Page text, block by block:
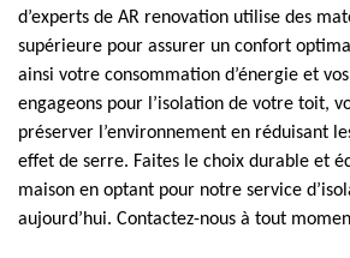
d’experts de AR renovation utilise des
supérieure pour assurer un confort
ainsi votre consommation d’énergie et
engageons pour l’isolation de votre toit,
préserver l’environnement en réduisant
effet de serre. Faites le choix durable et
maison en optant pour notre service
aujourd’hui. Contactez-nous à tout